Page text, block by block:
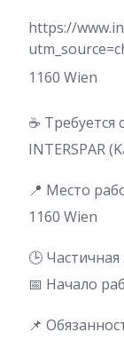
https://
1160 Wien
☕
INTERSPAR
📍 Место
1160 Wien
🕒
📅 Начало
📌